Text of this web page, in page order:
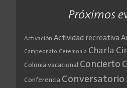
Próximos
Activación Actividad recreativa
Campeonato Ceremonia Charla
Colonia vacacional Concierto
Conferencia Conversatorio